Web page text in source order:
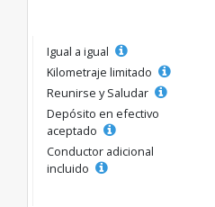
Igual a igual
Kilometraje limitado
Reunirse y Saludar
Depósito en efectivo
aceptado
Conductor adicional
incluido